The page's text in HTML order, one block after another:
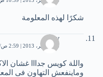
شكرًا لهذه المعلومة
emy
23 سبتمبر، 2013 | 2:59 ص
واللة كويس جدااا غشان
وماينفعش التهاون فى